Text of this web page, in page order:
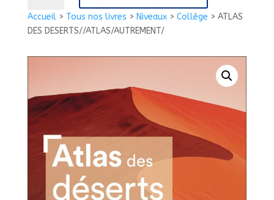
Accueil> Tous nos livres > Niveaux> Collège > ATLAS
DES DESERTS//ATLAS/AUTREMENT/
ATLAS
DES